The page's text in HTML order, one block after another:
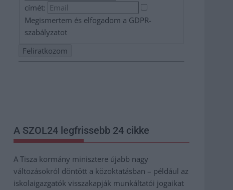
címét:
Megismertem és elfogadom a GDPR-
szabályzatot
A SZOL24 legfrissebb 24 cikke
A Tisza kormány minisztere újabb nagy
változásokról döntött a közoktatásban – például az
iskolaigazgatók visszakapják munkáltatói jogaikat